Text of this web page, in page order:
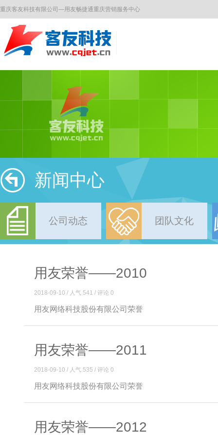
重庆客友科技有限公司—用友畅捷通重庆营销服务中心
新闻中心
公司动态 团队文化
用友荣誉——2010
2018-09-10 / 人气 541 / 评论 0
用友网络科技股份有限公司荣誉
用友荣誉——2011
2018-09-10 / 人气 535 / 评论 0
用友网络科技股份有限公司荣誉
用友荣誉——2012